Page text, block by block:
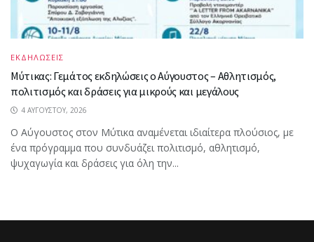
ΕΚΔΗΛΩΣΕΙΣ
Μύτικας: Γεμάτος εκδηλώσεις ο Αύγουστος – Αθλητισμός,
πολιτισμός και δράσεις για μικρούς και μεγάλους
4 ΑΥΓΟΎΣΤΟΥ, 2026
Ο Αύγουστος στον Μύτικα αναμένεται ιδιαίτερα πλούσιος, με
ένα πρόγραμμα που συνδυάζει πολιτισμό, αθλητισμό,
ψυχαγωγία και δράσεις για όλη την...